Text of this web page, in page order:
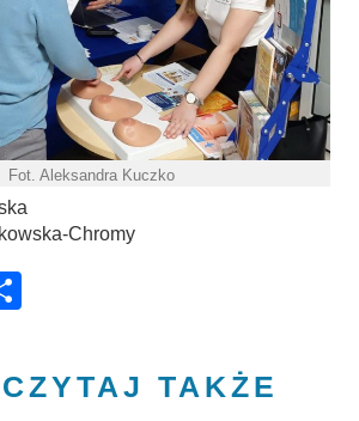
Fot. Aleksandra Kuczko
Chromy
TAKŻE